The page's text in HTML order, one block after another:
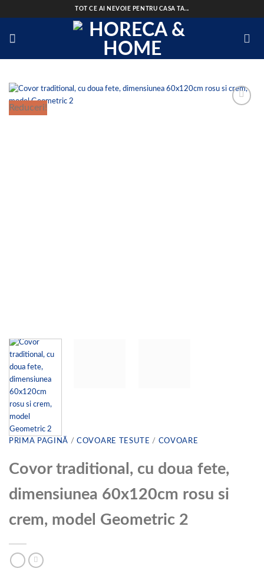
to
TOT CE AI NEVOIE PENTRU CASA TA...
Reduceri!
PRIMA PAGINĂ / COVOARE TESUTE / COVOARE
Covor traditional, cu doua fete,
dimensiunea 60x120cm rosu si
crem, model Geometric 2